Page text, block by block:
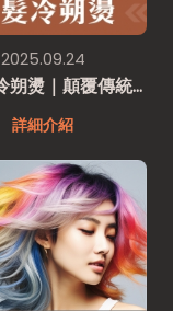
2025.09.24
【魔髮冷朔燙｜顛覆傳統燙髮】
詳細介紹